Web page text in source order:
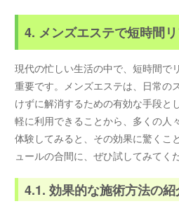
4. メンズエステで短時間
現代の忙しい生活の中で、短時間で
重要です。メンズエステは、日常の
けずに解消するための有効な手段と
軽に利用できることから、多くの人
体験してみると、その効果に驚くこ
ュールの合間に、ぜひ試してみてく
4.1. 効果的な施術方法の